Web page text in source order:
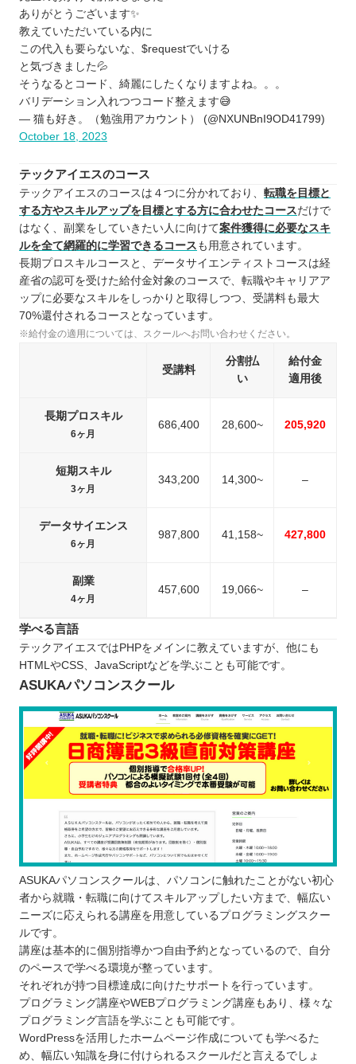
ありがとうございます✨
教えていただいている内に
この代入も要らないな、$requestでいける
と気づきました💦
そうなるとコード、綺麗にしたくなりますよね。。。
バリデーション入れつつコード整えます😅
— 猫も好き。（勉強用アカウント） (@NXUNBnI9OD41799)
October 18, 2023
テックアイエスのコース
テックアイエスのコースは４つに分かれており、 転職を目標と
する方やスキルアップを目標とする方に合わせたコースだけで
はなく、副業をしていきたい人に向けて案件獲得に必要なスキ
ルを全て網羅的に学習できるコース も用意されています。
長期プロスキルコースと、データサイエンティストコースは経
産省の認可を受けた給付金対象のコースで、転職やキャリアア
ップに必要なスキルをしっかりと取得しつつ、受講料も最大
70%還付されるコースとなっています。
※給付金の適用については、スクールへお問い合わせください。
受講料
分割払
い
給付金
適用後
長期プロスキル
6ヶ月
686,400 28,600~ 205,920
短期スキル
3ヶ月
343,200 14,300~ –
データサイエンス
6ヶ月
987,800 41,158~ 427,800
副業
4ヶ月
457,600 19,066~ –
学べる言語
テックアイエスではPHPをメインに教えていますが、他にも
HTMLやCSS、JavaScriptなどを学ぶことも可能です。
ASUKAパソコンスクール
ASUKAパソコンスクールは、パソコンに触れたことがない初心
者から就職・転職に向けてスキルアップしたい方まで、幅広い
ニーズに応えられる講座を用意しているプログラミングスクー
ルです。
講座は基本的に個別指導かつ自由予約となっているので、自分
のペースで学べる環境が整っています。
それぞれが持つ目標達成に向けたサポートを行っています。
プログラミング講座やWEBプログラミング講座もあり、様々な
プログラミング言語を学ぶことも可能です。
WordPressを活用したホームページ作成についても学べるた
め、幅広い知識を身に付けられるスクールだと言えるでしょ